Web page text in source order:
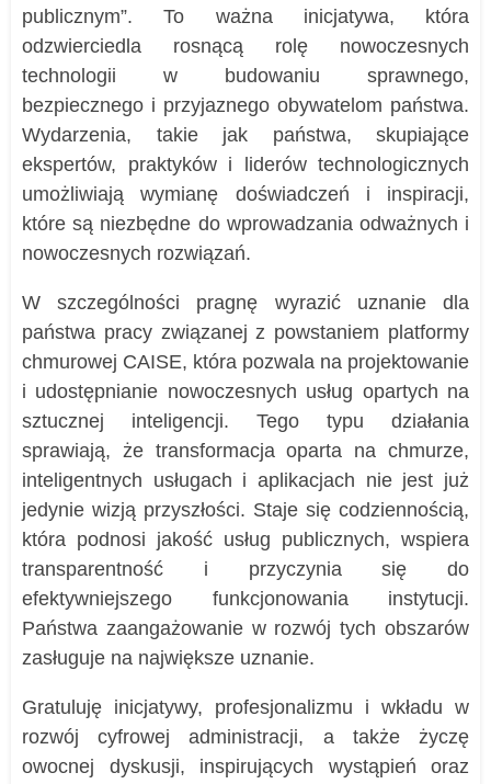
publicznym”. To ważna inicjatywa, która
odzwierciedla rosnącą rolę nowoczesnych
technologii w budowaniu sprawnego,
bezpiecznego i przyjaznego obywatelom państwa.
Wydarzenia, takie jak państwa, skupiające
ekspertów, praktyków i liderów technologicznych
umożliwiają wymianę doświadczeń i inspiracji,
które są niezbędne do wprowadzania odważnych i
nowoczesnych rozwiązań.
W szczególności pragnę wyrazić uznanie dla
państwa pracy związanej z powstaniem platformy
chmurowej CAISE, która pozwala na projektowanie
i udostępnianie nowoczesnych usług opartych na
sztucznej inteligencji. Tego typu działania
sprawiają, że transformacja oparta na chmurze,
inteligentnych usługach i aplikacjach nie jest już
jedynie wizją przyszłości. Staje się codziennością,
która podnosi jakość usług publicznych, wspiera
transparentność i przyczynia się do
efektywniejszego funkcjonowania instytucji.
Państwa zaangażowanie w rozwój tych obszarów
zasługuje na największe uznanie.
Gratuluję inicjatywy, profesjonalizmu i wkładu w
rozwój cyfrowej administracji, a także życzę
owocnej dyskusji, inspirujących wystąpień oraz